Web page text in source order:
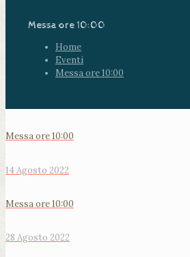
Messa ore 10:00
Home
Eventi
Messa ore 10:00
Messa ore 10:00
14 Agosto 2022
Messa ore 10:00
28 Agosto 2022